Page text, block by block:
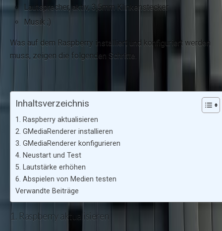
Lautsprecher, aktiv, 3,5mm Klinkenstecker
Musik ;)
Was auf dem Raspberry installiert und konfiguriert werden
muss, zeigen die folgenden Schritte.
Inhaltsverzeichnis
1. Raspberry aktualisieren
2. GMediaRenderer installieren
3. GMediaRenderer konfigurieren
4. Neustart und Test
5. Lautstärke erhöhen
6. Abspielen von Medien testen
Verwandte Beiträge
1. Raspberry aktualisieren